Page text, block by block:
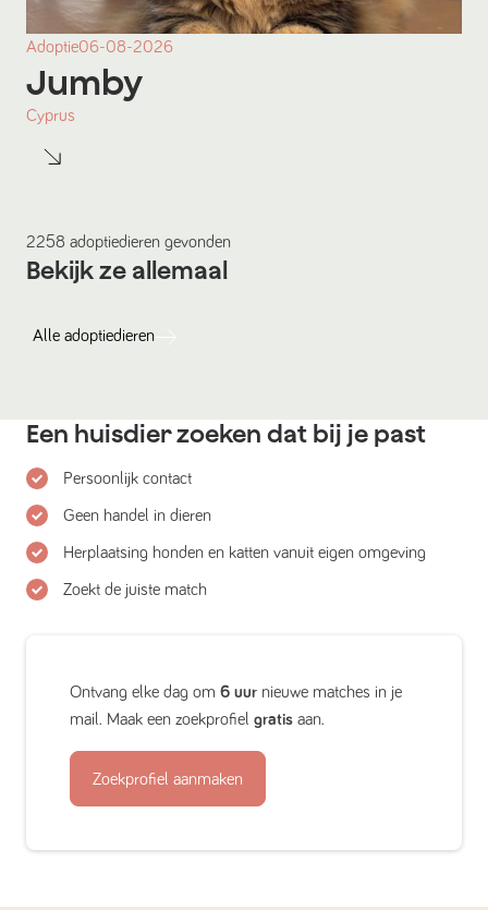
Adoptie06-08-2026
Jumby
Cyprus
2258 adoptiedieren gevonden
Bekijk ze allemaal
Alle adoptiedieren
Een huisdier zoeken dat bij je past
Persoonlijk contact
Geen handel in dieren
Herplaatsing honden en katten vanuit eigen omgeving
Zoekt de juiste match
Ontvang elke dag om 6 uur nieuwe matches in je
mail. Maak een zoekprofiel gratis aan.
Zoekprofiel aanmaken